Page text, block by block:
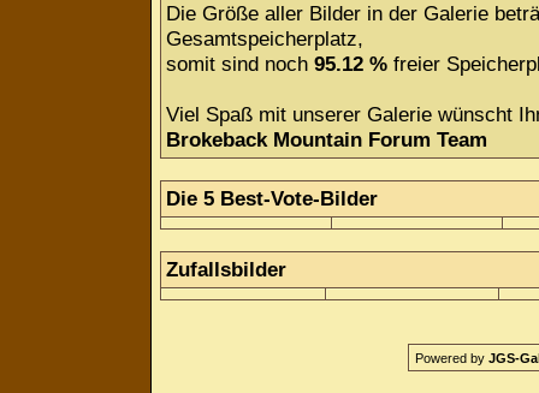
Die Größe aller Bilder in der Galerie
Gesamtspeicherplatz,
somit sind noch 95.12 % freier
Viel Spaß mit unserer Galerie wünscht
Brokeback Mountain Forum Team
Die 5 Best-Vote-Bilder
Zufallsbilder
Powered by JGS-